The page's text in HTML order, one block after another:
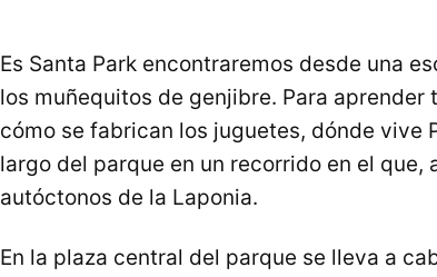
Es Santa Park encontraremos desde una
los muñequitos de genjibre. Para
cómo se fabrican los juguetes, dónde vive
largo del parque en un recorrido en el que,
autóctonos de la Laponia.
En la plaza central del parque se lleva a